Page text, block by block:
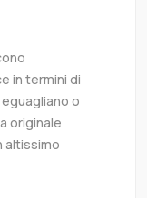
in termini di
o
originale
altissimo